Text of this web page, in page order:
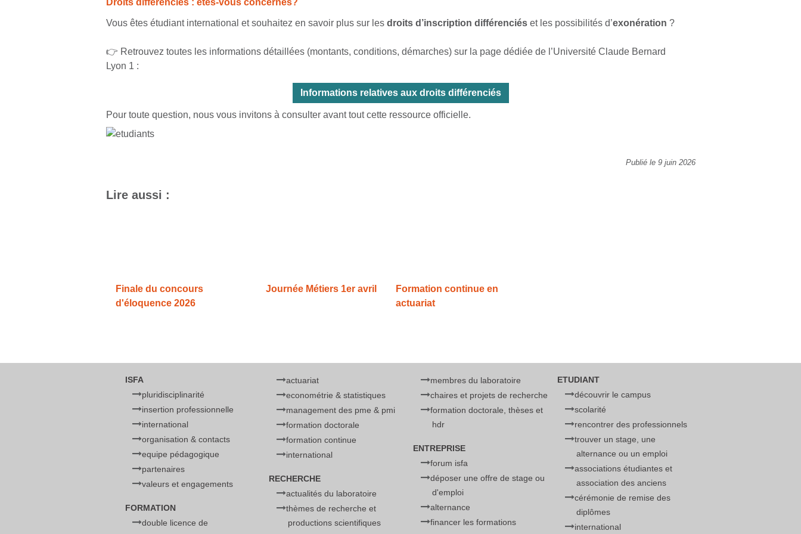
Vous êtes étudiant international et souhaitez en savoir plus sur les droits d’inscription différenciéset les possibilités d’exonération ?
👉 Retrouvez toutes les informations détaillées (montants, conditions, démarches) sur la page dédiée de l’Université Claude Bernard
Lyon 1 :
Informations relatives aux droits différenciés
Pour toute question, nous vous invitons à consulter avant tout cette ressource officielle.
Publié le 9 juin 2026
Lire aussi :
Finale du concours
d'éloquence 2026
Journée Métiers 1er avril
Formation continue en
actuariat
ISFA
pluridisciplinarité
insertion professionnelle
international
organisation & contacts
equipe pédagogique
partenaires
valeurs et engagements
FORMATION
double licence de
actuariat
econométrie & statistiques
management des pme & pmi
formation doctorale
formation continue
international
RECHERCHE
actualités du laboratoire
thèmes de recherche et
productions scientifiques
membres du laboratoire
chaires et projets de recherche
formation doctorale, thèses et
hdr
ENTREPRISE
forum isfa
déposer une offre de stage ou
d'emploi
alternance
financer les formations
ETUDIANT
découvrir le campus
scolarité
rencontrer des professionnels
trouver un stage, une
alternance ou un emploi
associations étudiantes et
association des anciens
cérémonie de remise des
diplômes
international